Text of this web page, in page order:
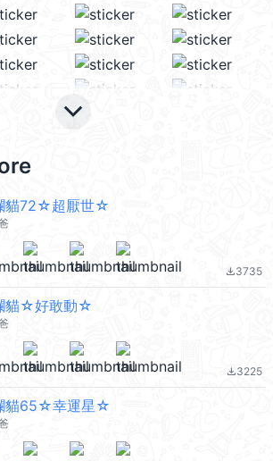
keyboard_arrow_down
貓72☆超厭世☆
file_download3735
貓☆好敢動☆
file_download3225
貓65☆幸運星☆